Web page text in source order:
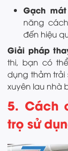
Gạch mát
năng
đến hiệu
Giải pháp
thi, bạn có
dụng thảm trải
xuyên lau nhà
5. Cách
trọ sử